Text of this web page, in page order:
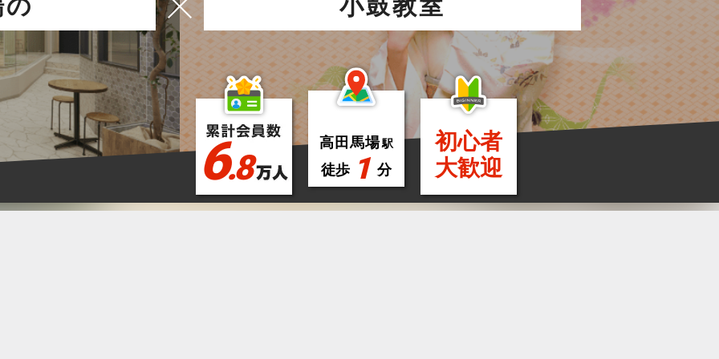
の 小鼓教室
6.8
高田馬場駅
徒歩 1 分
初心者
大歓迎